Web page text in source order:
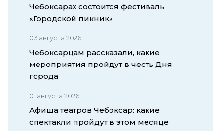
Чебоксарах состоится фестиваль
«Городской пикник»
03 августа 2026
Чебоксарцам рассказали, какие
мероприятия пройдут в честь Дня
города
01 августа 2026
Афиша театров Чебоксар: какие
спектакли пройдут в этом месяце